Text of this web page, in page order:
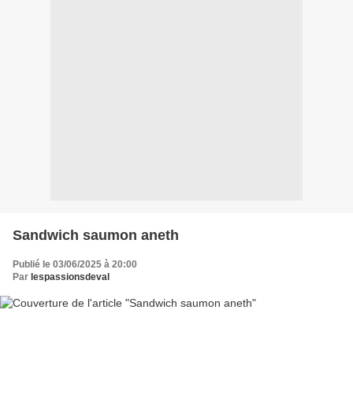
Sandwich saumon aneth
Publié le 03/06/2025 à 20:00
Par lespassionsdeval